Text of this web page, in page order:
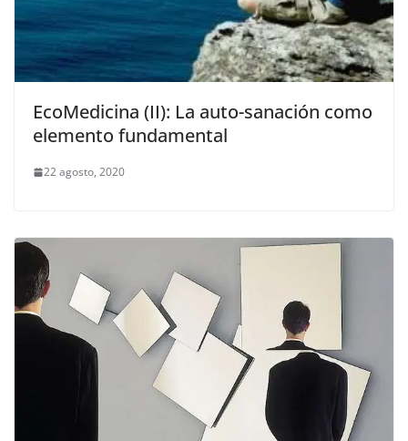
EcoMedicina (II): La auto-sanación como
elemento fundamental
22 agosto, 2020